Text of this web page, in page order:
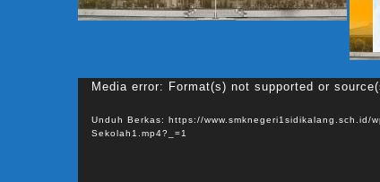
Media error: Format(s) not supported or
Unduh Berkas: https://
Sekolah1.mp4?_=1